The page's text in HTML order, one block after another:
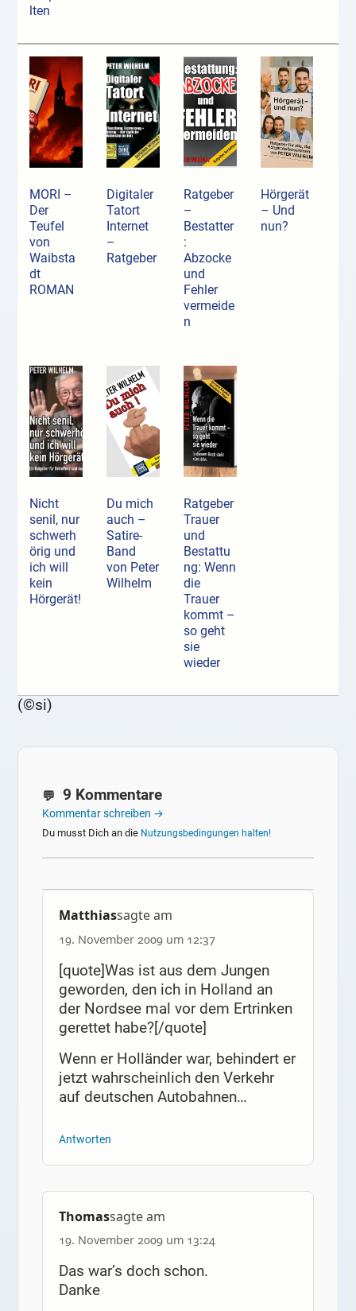
lten
MORI –
Der
Teufel
von
Waibsta
dt
ROMAN
Digitaler
Tatort
Internet
–
Ratgeber
Ratgeber
–
Bestatter
:
Abzocke
und
Fehler
vermeide
n
Hörgerät
– Und
nun?
Nicht
senil, nur
schwerh
örig und
ich will
kein
Hörgerät!
Du mich
auch –
Satire-
Band
von Peter
Wilhelm
Ratgeber
Trauer
und
Bestattu
ng: Wenn
die
Trauer
kommt –
so geht
sie
wieder
(©si)
9 Kommentare
Kommentar schreiben →
Du musst Dich an die Nutzungsbedingungen halten!
Matthiassagte am
19. November 2009 um 12:37
[quote]Was ist aus dem Jungen
geworden, den ich in Holland an
der Nordsee mal vor dem Ertrinken
gerettet habe?[/quote]
Wenn er Holländer war, behindert er
jetzt wahrscheinlich den Verkehr
auf deutschen Autobahnen…
Antworten
Thomassagte am
19. November 2009 um 13:24
Das war’s doch schon.
Danke